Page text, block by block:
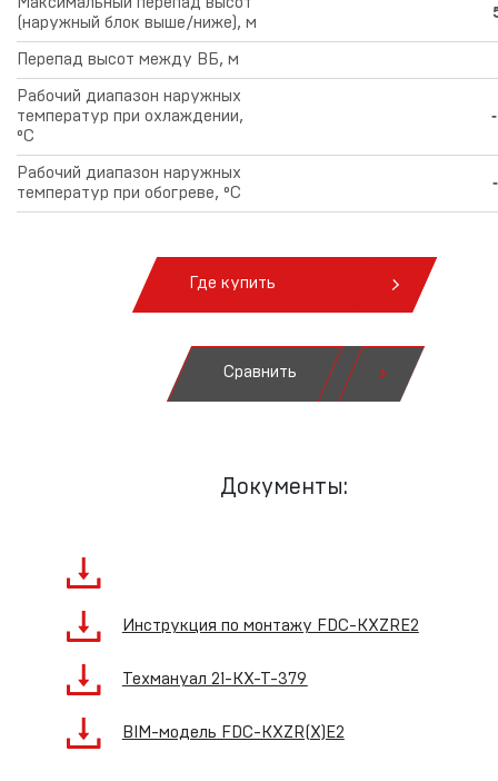
(наружный блок выше/ниже), м
Перепад высот между ВБ, м
Рабочий диапазон наружных
температур при охлаждении,
°С
Рабочий диапазон наружных
температур при обогреве, °С
Где купить
Сравнить
Документы:
Инструкция по монтажу FDC-KXZRE2
Техмануал 21-KX-T-379
BIM-модель FDC-KXZR(X)E2